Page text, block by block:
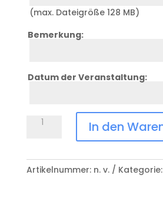
(max. Dateigröße 128 MB)
Bemerkung:
Datum der Veranstaltung:
Chilly's
Thermobehälter
0.5L
Matte
In den
Artikelnummer: n. v. Kategorie: